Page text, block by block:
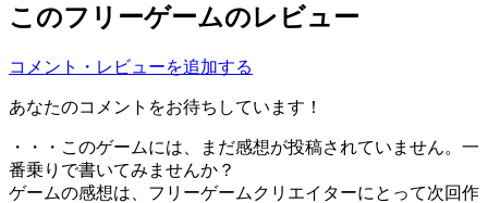
このフリーゲームのレビュー
コメント・レビューを追加する
あなたのコメントをお待ちしています！
・・・このゲームには、まだ感想が投稿されていません。一
番乗りで書いてみませんか？
ゲームの感想は、フリーゲームクリエイターにとって次回作